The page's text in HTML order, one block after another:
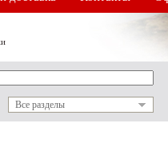
Все разделы